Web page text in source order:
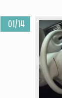
01/14